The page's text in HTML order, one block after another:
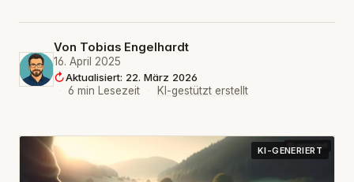
Von Tobias Engelhardt
16. April 2025
Aktualisiert: 22. März 2026
·
6 min Lesezeit · KI-gestützt erstellt
KI-GENERIERT